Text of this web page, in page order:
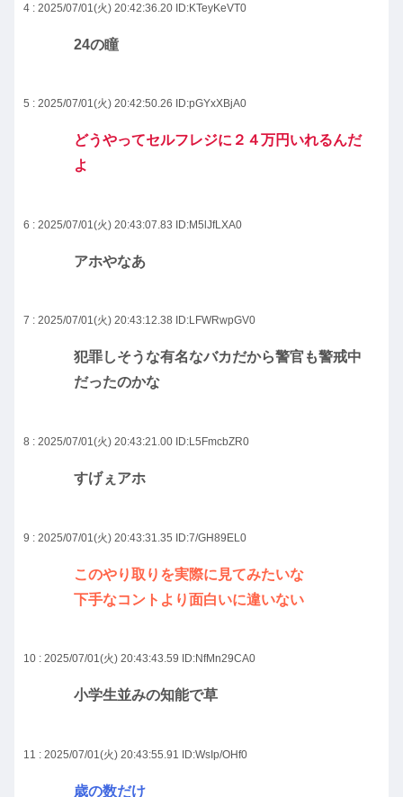
4 : 2025/07/01(火) 20:42:36.20 ID:KTeyKeVT0
24の瞳
5 : 2025/07/01(火) 20:42:50.26 ID:pGYxXBjA0
どうやってセルフレジに２４万円いれるんだ
よ
6 : 2025/07/01(火) 20:43:07.83 ID:M5lJfLXA0
アホやなあ
7 : 2025/07/01(火) 20:43:12.38 ID:LFWRwpGV0
犯罪しそうな有名なバカだから警官も警戒中
だったのかな
8 : 2025/07/01(火) 20:43:21.00 ID:L5FmcbZR0
すげぇアホ
9 : 2025/07/01(火) 20:43:31.35 ID:7/GH89EL0
このやり取りを実際に見てみたいな
下手なコントより面白いに違いない
10 : 2025/07/01(火) 20:43:43.59 ID:NfMn29CA0
小学生並みの知能で草
11 : 2025/07/01(火) 20:43:55.91 ID:WsIp/OHf0
歳の数だけ